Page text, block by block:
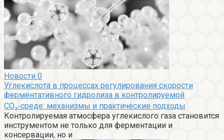
Новости 0
Углекислота в процессах регулирования скорости
ферментативного гидролиза в контролируемой
CO₂‑среде: механизмы и практические подходы
Контролируемая атмосфера углекислого газа становится
инструментом не только для ферментации и
консервации, но и